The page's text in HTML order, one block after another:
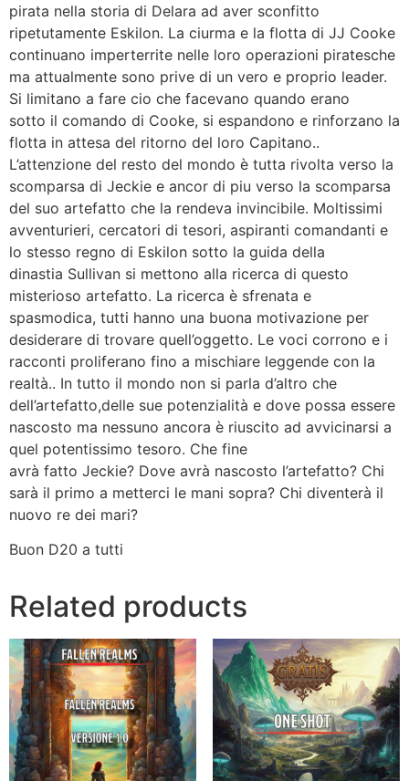
pirata nella storia di Delara ad aver sconfitto
ripetutamente Eskilon. La ciurma e la flotta di JJ Cooke
continuano imperterrite nelle loro operazioni piratesche
ma attualmente sono prive di un vero e proprio leader.
Si limitano a fare cio che facevano quando erano
sotto il comando di Cooke, si espandono e rinforzano la
flotta in attesa del ritorno del loro Capitano..
L’attenzione del resto del mondo è tutta rivolta verso la
scomparsa di Jeckie e ancor di piu verso la scomparsa
del suo artefatto che la rendeva invincibile. Moltissimi
avventurieri, cercatori di tesori, aspiranti comandanti e
lo stesso regno di Eskilon sotto la guida della
dinastia Sullivan si mettono alla ricerca di questo
misterioso artefatto. La ricerca è sfrenata e
spasmodica, tutti hanno una buona motivazione per
desiderare di trovare quell’oggetto. Le voci corrono e i
racconti proliferano fino a mischiare leggende con la
realtà.. In tutto il mondo non si parla d’altro che
dell’artefatto,delle sue potenzialità e dove possa essere
nascosto ma nessuno ancora è riuscito ad avvicinarsi a
quel potentissimo tesoro. Che fine
avrà fatto Jeckie? Dove avrà nascosto l’artefatto? Chi
sarà il primo a metterci le mani sopra? Chi diventerà il
nuovo re dei mari?
Buon D20 a tutti
Related products